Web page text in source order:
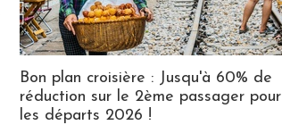
Bon plan croisière : Jusqu'à 60% de
réduction sur le 2ème passager pour
les départs 2026 !